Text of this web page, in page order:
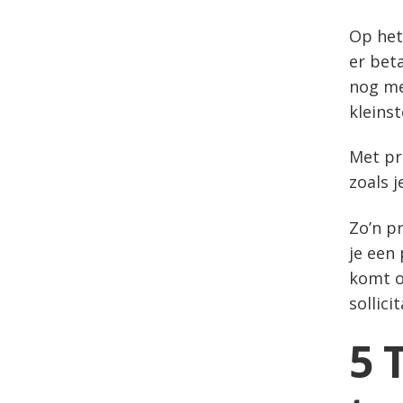
Op
er
nog
Met
zoals
Zo’n
je
komt
5